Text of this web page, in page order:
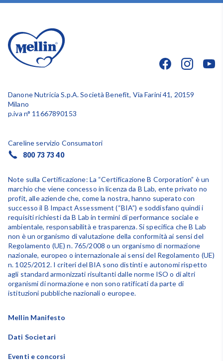
Danone Nutricia S.p.A. Società Benefit, Via Farini 41, 20159
Milano
p.iva n° 11667890153
Careline servizio Consumatori
800 73 73 40
Note sulla Certificazione: La “Certificazione B Corporation” è un
marchio che viene concesso in licenza da B Lab, ente privato no
profit, alle aziende che, come la nostra, hanno superato con
successo il B Impact Assessment (“BIA”) e soddisfano quindi i
requisiti richiesti da B Lab in termini di performance sociale e
ambientale, responsabilità e trasparenza. Si specifica che B Lab
non è un organismo di valutazione della conformità ai sensi del
Regolamento (UE) n. 765/2008 o un organismo di normazione
nazionale, europeo o internazionale ai sensi del Regolamento (UE)
n. 1025/2012. I criteri del BIA sono distinti e autonomi rispetto
agli standard armonizzati risultanti dalle norme ISO o di altri
organismi di normazione e non sono ratificati da parte di
istituzioni pubbliche nazionali o europee.
Mellin Manifesto
Dati Societari
Eventi e concorsi